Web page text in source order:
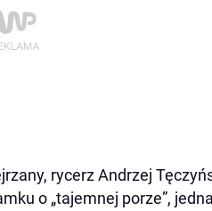
rycerz Andrzej
o „tajemnej porze”,